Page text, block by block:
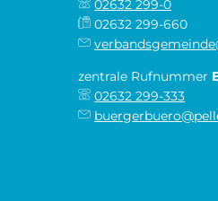
02632 299-0
02632 299-660
zentrale Rufnummer
02632 299-333